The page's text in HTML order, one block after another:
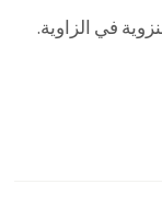
في الزاوية.